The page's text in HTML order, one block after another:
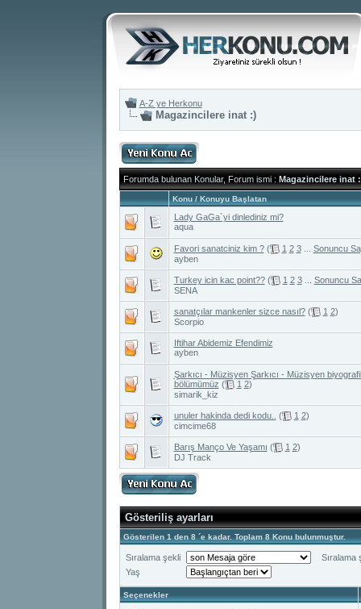
A-Z ye Herkonu
Magazincilere inat :)
Forumda bulunan Konular, Forum ismi: Magazincilere inat
Konu/ Konuyu Başlatan
Lady GaGa`yi dinlediniz mi?
aqua
Favori sanatciniz kim ? ( 1 2 3... Sonuncu
ayben
Turkey icin kac point?? ( 1 2 3... Sonuncu
SENA
sanatçılar mankenler sizce nasıl? ( 1 2)
Scorpio
Iftihar Abidemiz Efendimiz
ayben
Şarkıcı - Müzisyen Şarkıcı - Müzisyen
bölümümüz ( 1 2)
simarik_kiz
unuler hakinda dedi kodu.. ( 1 2)
cimcime68
Barış Manço Ve Yaşamı ( 1 2)
DJ Track
Gösteriliş ayarları
Gösterilen 1 den 8 ´e kadar. Toplam 8 Konu bulunmuştur.
Sıralama şekli
Sıralama
Yaş
Seçenekler